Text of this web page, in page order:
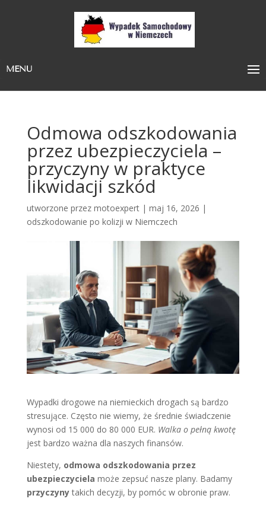
MENU
Odmowa odszkodowania
przez ubezpieczyciela –
przyczyny w praktyce
likwidacji szkód
utworzone przez motoexpert| maj 16, 2026 |
odszkodowanie po kolizji w Niemczech
Wypadki drogowe na niemieckich drogach są bardzo
stresujące. Często nie wiemy, że średnie świadczenie
wynosi od 15 000 do 80 000 EUR. Walka o pełną kwotę
jest bardzo ważna dla naszych finansów.
Niestety, odmowa odszkodowania przez
ubezpieczyciela może zepsuć nasze plany. Badamy
przyczynytakich decyzji, by pomóc w obronie praw.